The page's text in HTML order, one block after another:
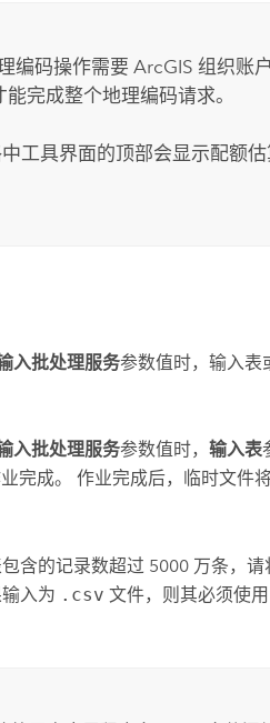
编码操作需要 ArcGIS 组织账
完成整个地理编码请求。
工具界面的顶部会显示配额估
入批处理服务参数值时，输入表
入批处理服务参数值时， 输入表
完成。 作业完成后，临时文件
含的记录数超过 5000 万条，请
入为 .csv 文件，则其必须使